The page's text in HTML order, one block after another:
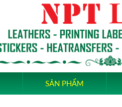
SẢN PHẨM